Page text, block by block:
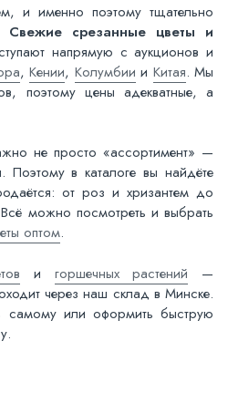
и именно поэтому тщательно
Свежие срезанные цветы и
напрямую с аукционов и
, Кении, Колумбии и Китая. Мы
поэтому цены адекватные, а
не просто «ассортимент» —
в каталоге вы найдёте
от роз и хризантем до
можно посмотреть и выбрать
оптом.
и горшечных растений —
через наш склад в Минске.
самому или оформить быструю